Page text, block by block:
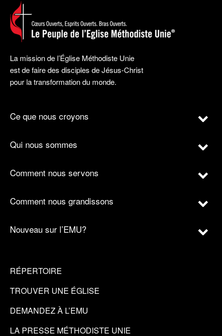
La mission de l’Église Méthodiste Unie
est de faire des disciples de Jésus-Christ
pour la transformation du monde.
Ce que nous croyons
Qui nous sommes
Comment nous servons
Comment nous grandissons
Nouveau sur l’EMU?
RÉPERTOIRE
TROUVER UNE ÉGLISE
DEMANDEZ À L’EMU
LA PRESSE MÉTHODISTE UNIE